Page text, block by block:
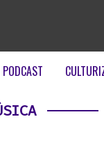
PODCAST